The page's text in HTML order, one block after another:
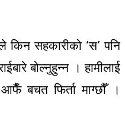
सहकारीको ‘स’ पनि
बोल्नुहुन्न । हामीलाई
आफैँ बचत फिर्ता माग्छौँ ।